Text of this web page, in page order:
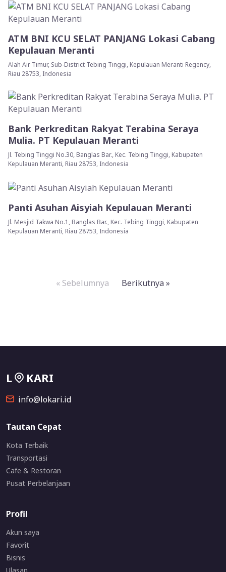
ATM BNI KCU SELAT PANJANG Lokasi Cabang
Kepulauan Meranti
Alah Air Timur, Sub-District Tebing Tinggi, Kepulauan Meranti Regency,
Riau 28753, Indonesia
Bank Perkreditan Rakyat Terabina Seraya
Mulia. PT Kepulauan Meranti
Jl. Tebing Tinggi No.30, Banglas Bar., Kec. Tebing Tinggi, Kabupaten
Kepulauan Meranti, Riau 28753, Indonesia
Panti Asuhan Aisyiah Kepulauan Meranti
Jl. Mesjid Takwa No.1, Banglas Bar., Kec. Tebing Tinggi, Kabupaten
Kepulauan Meranti, Riau 28753, Indonesia
« Sebelumnya Berikutnya »
L KARI
info@lokari.id
Tautan Cepat
Kota Terbaik
Transportasi
Cafe & Restoran
Pusat Perbelanjaan
Profil
Akun saya
Favorit
Bisnis
Ulasan